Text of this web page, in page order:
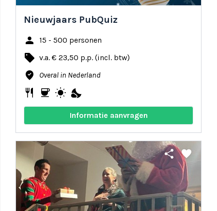
Nieuwjaars PubQuiz
person 15 - 500 personen
local_offer v.a. € 23,50 p.p. (incl. btw)
where_to_vote Overal in Nederland
restaurant coffee wb_sunny nights_stay
Informatie aanvragen
share favorite